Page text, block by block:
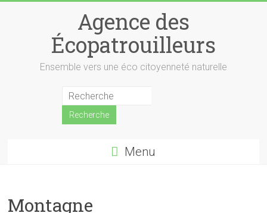
Agence des
Écopatrouilleurs
Ensemble vers une éco citoyenneté naturelle
Menu
Montagne